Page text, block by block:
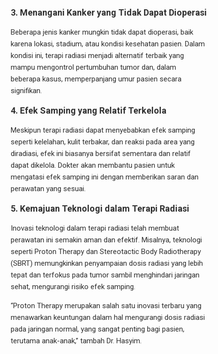
3. Menangani Kanker yang Tidak Dapat Dioperasi
Beberapa jenis kanker mungkin tidak dapat dioperasi, baik
karena lokasi, stadium, atau kondisi kesehatan pasien. Dalam
kondisi ini, terapi radiasi menjadi alternatif terbaik yang
mampu mengontrol pertumbuhan tumor dan, dalam
beberapa kasus, memperpanjang umur pasien secara
signifikan.
4. Efek Samping yang Relatif Terkelola
Meskipun terapi radiasi dapat menyebabkan efek samping
seperti kelelahan, kulit terbakar, dan reaksi pada area yang
diradiasi, efek ini biasanya bersifat sementara dan relatif
dapat dikelola. Dokter akan membantu pasien untuk
mengatasi efek samping ini dengan memberikan saran dan
perawatan yang sesuai.
5. Kemajuan Teknologi dalam Terapi Radiasi
Inovasi teknologi dalam terapi radiasi telah membuat
perawatan ini semakin aman dan efektif. Misalnya, teknologi
seperti Proton Therapy dan Stereotactic Body Radiotherapy
(SBRT) memungkinkan penyampaian dosis radiasi yang lebih
tepat dan terfokus pada tumor sambil menghindari jaringan
sehat, mengurangi risiko efek samping.
“Proton Therapy merupakan salah satu inovasi terbaru yang
menawarkan keuntungan dalam hal mengurangi dosis radiasi
pada jaringan normal, yang sangat penting bagi pasien,
terutama anak-anak,” tambah Dr. Hasyim.